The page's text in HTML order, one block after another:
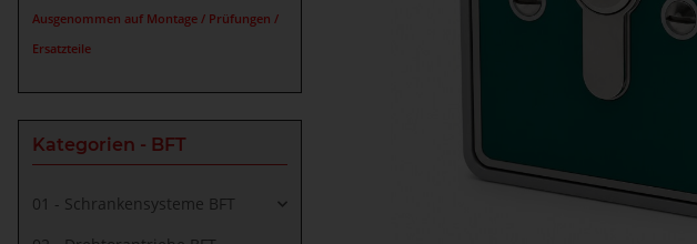
Ausgenommen auf Montage / Prüfungen /
Ersatzteile
Kategorien - BFT
01 - Schrankensysteme BFT